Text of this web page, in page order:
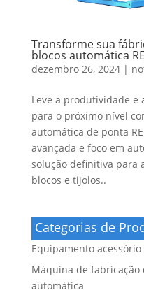
Transforme sua
blocos automática
dezembro 26, 2024|
Leve a produtividade e
para o próximo nível
automática de ponta
avançada e foco em
solução definitiva para
blocos e tijolos..
Categorias de
Equipamento acessório
Máquina de
automática